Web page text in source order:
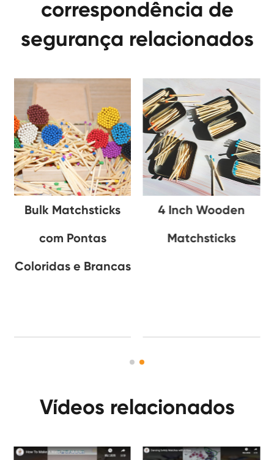
correspondência de
segurança relacionados
Bulk Matchsticks
com Pontas
Coloridas e Brancas
4 Inch Wooden
Matchsticks
Vídeos relacionados